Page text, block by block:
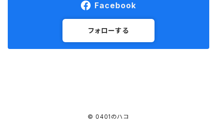
Facebook
フォローする
© 0401のハコ